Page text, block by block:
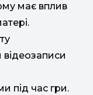
має вплив
відеозаписи
під час гри.